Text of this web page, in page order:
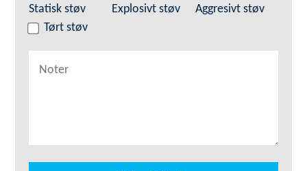
Statisk støv Explosivt støv
Aggresivt støv
Tørt støv